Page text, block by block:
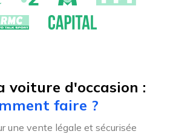
voiture d'occasion :
faire ?
une vente légale et sécurisée